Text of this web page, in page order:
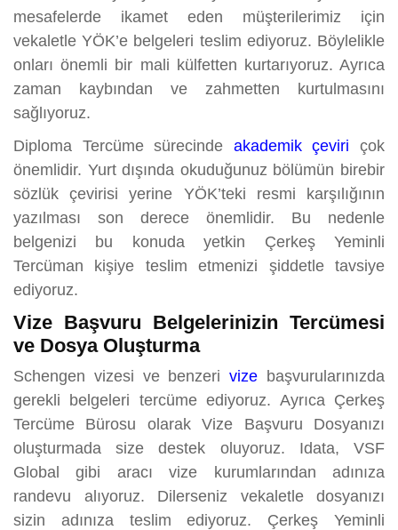
mesafelerde ikamet eden müşterilerimiz için
vekaletle YÖK’e belgeleri teslim ediyoruz. Böylelikle
onları önemli bir mali külfetten kurtarıyoruz. Ayrıca
zaman kaybından ve zahmetten kurtulmasını
sağlıyoruz.
Diploma Tercüme sürecinde akademik çeviri çok
önemlidir. Yurt dışında okuduğunuz bölümün birebir
sözlük çevirisi yerine YÖK’teki resmi karşılığının
yazılması son derece önemlidir. Bu nedenle
belgenizi bu konuda yetkin Çerkeş Yeminli
Tercüman kişiye teslim etmenizi şiddetle tavsiye
ediyoruz.
Vize Başvuru Belgelerinizin Tercümesi
ve Dosya Oluşturma
Schengen vizesi ve benzerivize başvurularınızda
gerekli belgeleri tercüme ediyoruz. Ayrıca Çerkeş
Tercüme Bürosu olarak Vize Başvuru Dosyanızı
oluşturmada size destek oluyoruz. Idata, VSF
Global gibi aracı vize kurumlarından adınıza
randevu alıyoruz. Dilerseniz vekaletle dosyanızı
sizin adınıza teslim ediyoruz. Çerkeş Yeminli